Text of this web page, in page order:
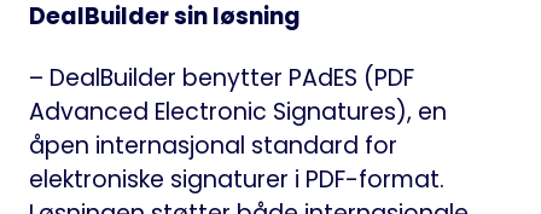
DealBuilder sin løsning
– DealBuilder benytter PAdES (PDF
Advanced Electronic Signatures), en
åpen internasjonal standard for
elektroniske signaturer i PDF-format.